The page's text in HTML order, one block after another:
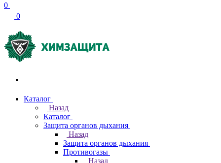
0
0
Каталог
Назад
Каталог
Защита органов дыхания
Назад
Защита органов дыхания
Противогазы
Назад